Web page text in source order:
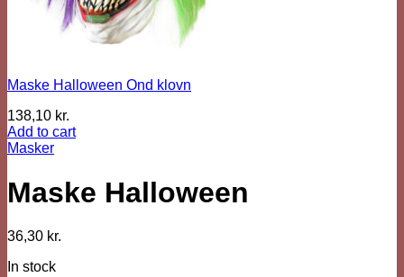
Maske Halloween Ond klovn
138,10 kr.
Add to cart
Masker
Maske Halloween
36,30 kr.
In stock